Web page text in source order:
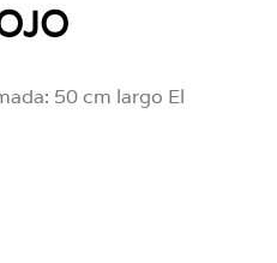
50 cm largo El